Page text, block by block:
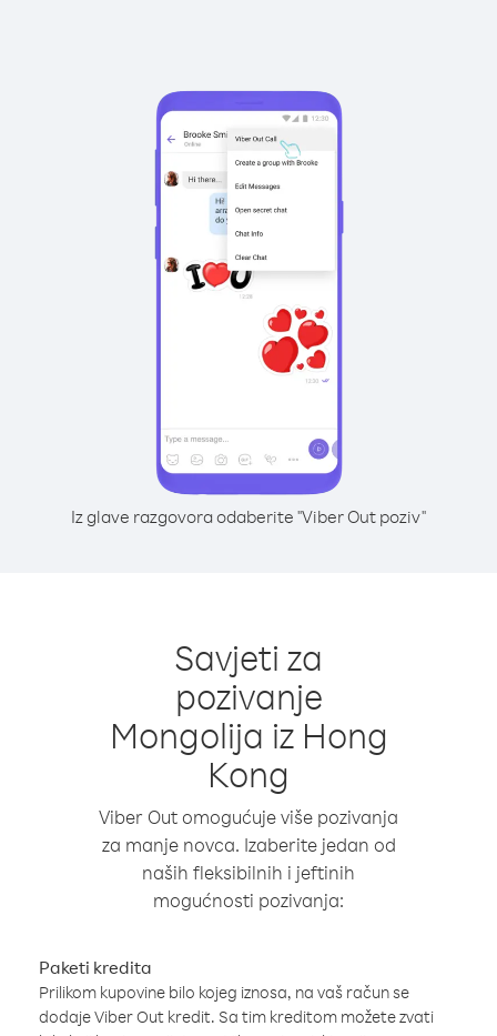
Iz glave razgovora odaberite "Viber Out poziv"
Savjeti za
pozivanje
Mongolija iz Hong
Kong
Viber Out omogućuje više pozivanja
za manje novca. Izaberite jedan od
naših fleksibilnih i jeftinih
mogućnosti pozivanja:
Paketi kredita
Prilikom kupovine bilo kojeg iznosa, na vaš račun se
dodaje Viber Out kredit. Sa tim kreditom možete zvati